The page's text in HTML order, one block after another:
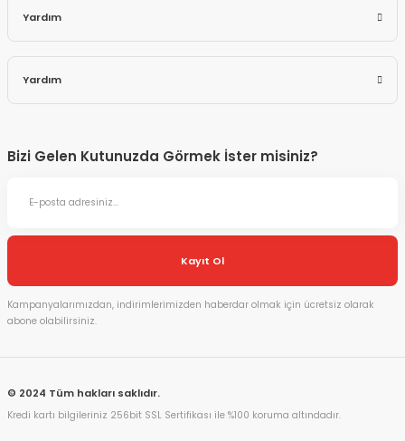
Yardım
Yardım
Bizi Gelen Kutunuzda Görmek İster misiniz?
Kayıt Ol
Kampanyalarımızdan, indirimlerimizden haberdar olmak için ücretsiz olarak
abone olabilirsiniz.
© 2024 Tüm hakları saklıdır.
Kredi kartı bilgileriniz 256bit SSL Sertifikası ile %100 koruma altındadır.